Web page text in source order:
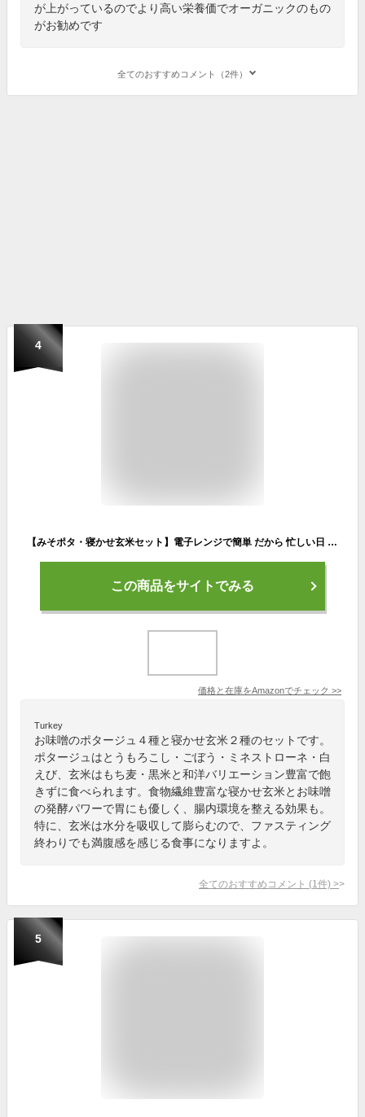
が上がっているのでより高い栄養価でオーガニックのもの
がお勧めです
全てのおすすめコメント（2件）
4
【みそポタ・寝かせ玄米セット】電子レンジで簡単 だから 忙しい日 緊急時 の 常備食に。自然派 ダイエット ファスティング 回復食 や 置換え食に。 (とうもろこし/ごぼう/ミネストローネ/白えび & もち麦/黒米)
この商品をサイトでみる
価格と在庫をAmazonでチェック >>
Turkey
お味噌のポタージュ４種と寝かせ玄米２種のセットです。
ポタージュはとうもろこし・ごぼう・ミネストローネ・白
えび、玄米はもち麦・黒米と和洋バリエーション豊富で飽
きずに食べられます。食物繊維豊富な寝かせ玄米とお味噌
の発酵パワーで胃にも優しく、腸内環境を整える効果も。
特に、玄米は水分を吸収して膨らむので、ファスティング
終わりでも満腹感を感じる食事になりますよ。
全てのおすすめコメント (1 件) >
5